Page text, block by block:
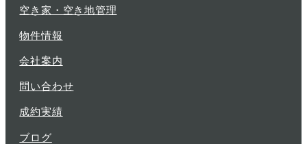
空き家・空き地管理
物件情報
会社案内
問い合わせ
成約実績
ブログ